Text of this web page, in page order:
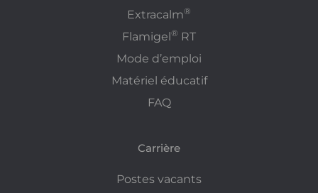
Extracalm®
Flamigel® RT
Mode d’emploi
Matériel éducatif
FAQ
Carrière
Postes vacants